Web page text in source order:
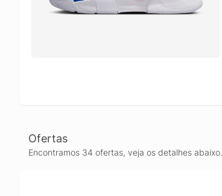
Ofertas
Encontramos 34 ofertas, veja os detalhes abaixo.